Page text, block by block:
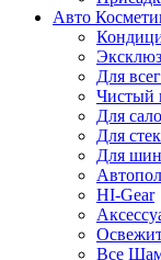
Авто
Для
Чистый
Для
Для
Для
HI-Gear
Все